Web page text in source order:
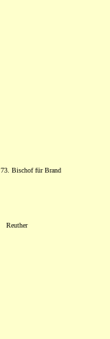
73. Bischof für Brand
Reuther